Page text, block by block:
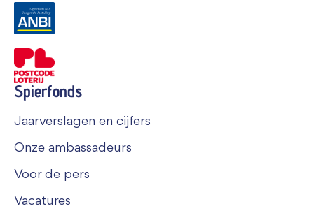
Spierfonds
Jaarverslagen en cijfers
Onze ambassadeurs
Voor de pers
Vacatures